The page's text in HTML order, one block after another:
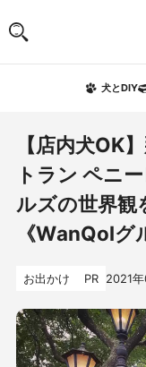
犬とDIY
【店内犬OK
トラン ペニ
ルズの世界観
《WanQolグ
お出かけ PR 2021